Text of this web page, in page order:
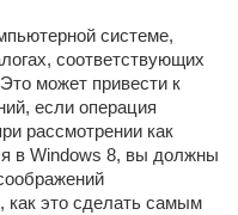
системе,
соответствующих
может привести к
если операция
рассмотрении как
в Windows 8, вы должны
как это сделать самым